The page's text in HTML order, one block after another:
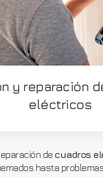
y reparación
eléctricos
decuadros
hasta